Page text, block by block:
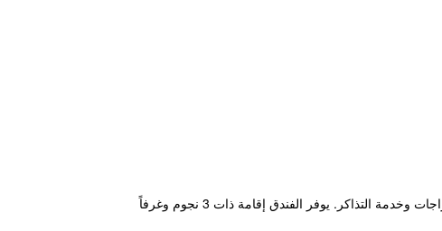
يوفر Star Sea Bed and Breakfast المريح والذي يقع في مدينة ليوشيو خدمة واي فاي مجاناً بالإضافة إلى تأجير دراجات وخدمة التذاكر. يوفر الفندق إقامة ذات 3 نجوم وغرفاً